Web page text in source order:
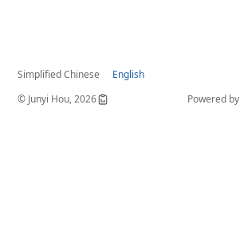
Simplified Chinese
English
© Junyi Hou, 2026
Powered by